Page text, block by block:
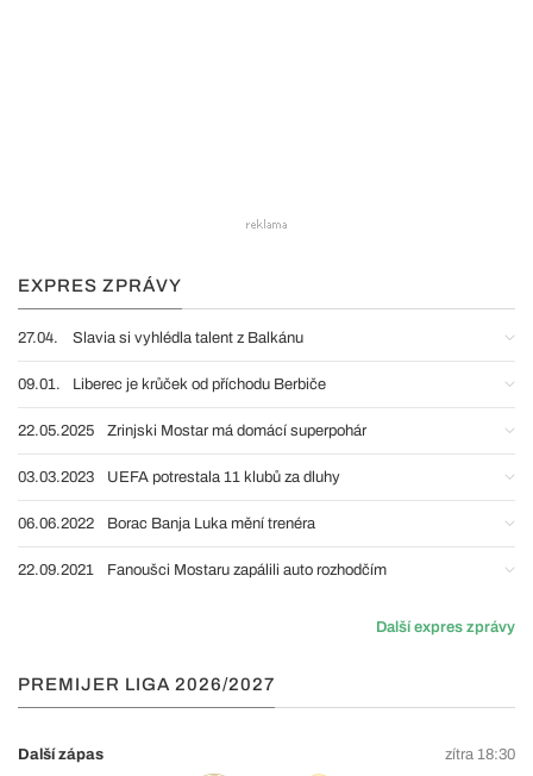
EXPRES ZPRÁVY
27.04. Slavia si vyhlédla talent z Balkánu
09.01. Liberec je krůček od příchodu Berbiče
22.05.2025 Zrinjski Mostar má domácí superpohár
03.03.2023 UEFA potrestala 11 klubů za dluhy
06.06.2022 Borac Banja Luka mění trenéra
22.09.2021 Fanoušci Mostaru zapálili auto rozhodčím
Další expres zprávy
PREMIJER LIGA 2026/2027
Další zápas
zítra 18:30